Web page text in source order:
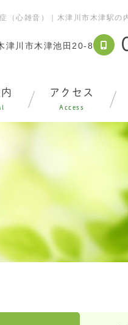
（心雑音）｜木津川市木津駅の
津川市木津池田20-8
アクセス
Access